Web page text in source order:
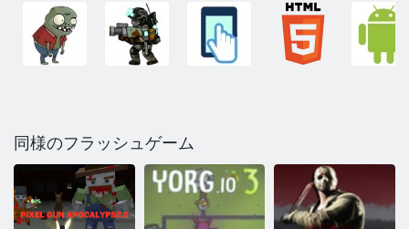
同様のフラッシュゲーム